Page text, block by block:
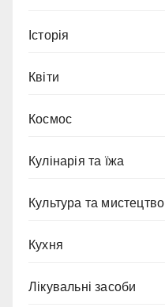
Історія
Квіти
Космос
Кулінарія та їжа
Культура та мистецтво
Кухня
Лікувальні засоби